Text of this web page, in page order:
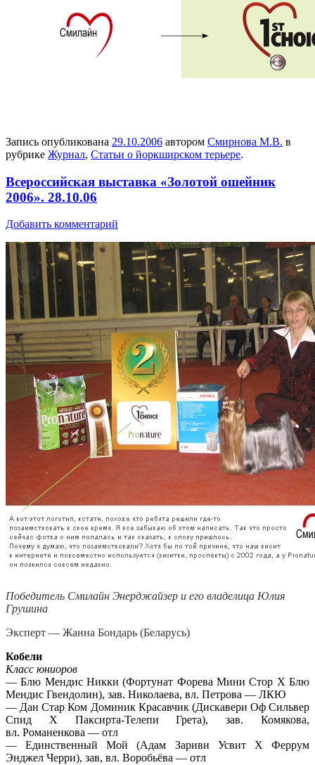
Запись опубликована 29.10.2006 автором Смирнова М.В. в
рубрике Журнал, Статьи о йоркширском терьере.
Всероссийская выставка «Золотой ошейник
2006». 28.10.06
Добавить комментарий
Победитель Смилайн Энерджайзер и его владелица Юлия
Грушина
Эксперт — Жанна Бондарь (Беларусь)
Кобели
Класс юниоров
— Блю Мендис Никки (Фортунат Форева Мини Стор Х Блю
Мендис Гвендолин), зав. Николаева, вл. Петрова — ЛКЮ
— Дан Стар Ком Доминик Красавчик (Дискавери Оф Сильвер
Спид Х Паксирта-Телепи Грета), зав. Комякова,
вл. Романенкова — отл
— Единственный Мой (Адам Зариви Усвит Х Феррум
Энджел Черри), зав, вл. Воробьёва — отл